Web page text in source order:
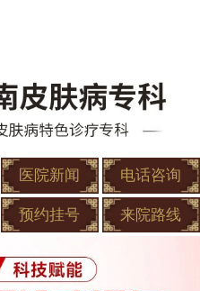
医院新闻 电话咨询
预约挂号 来院路线